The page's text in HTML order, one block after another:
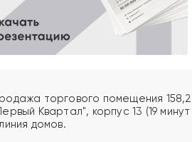
торгового помещения
Квартал", корпус 13 (19
домов.